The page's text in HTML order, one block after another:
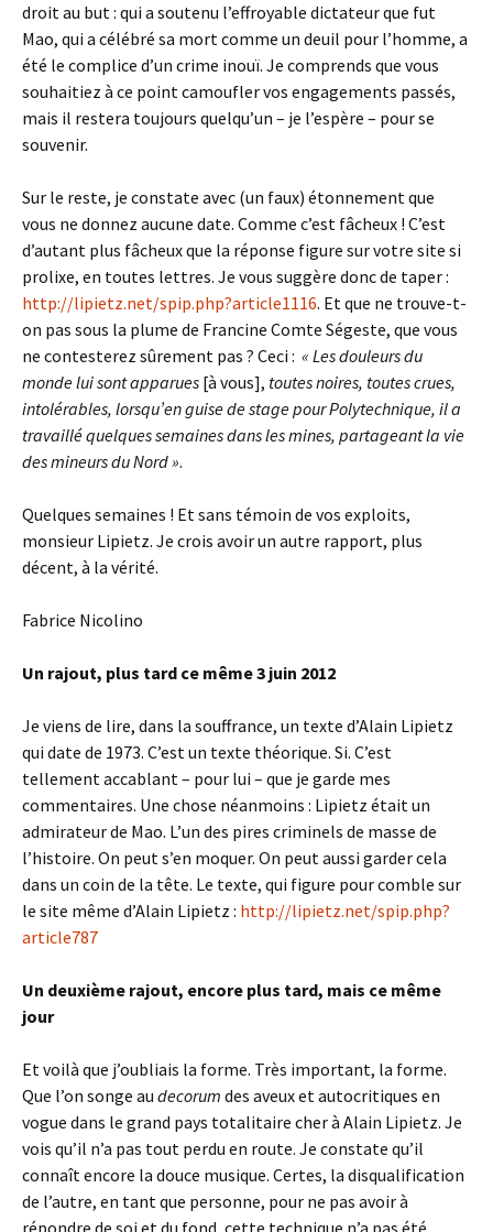
droit au but : qui a soutenu l’effroyable dictateur que fut
Mao, qui a célébré sa mort comme un deuil pour l’homme, a
été le complice d’un crime inouï. Je comprends que vous
souhaitiez à ce point camoufler vos engagements passés,
mais il restera toujours quelqu’un – je l’espère – pour se
souvenir.
Sur le reste, je constate avec (un faux) étonnement que
vous ne donnez aucune date. Comme c’est fâcheux ! C’est
d’autant plus fâcheux que la réponse figure sur votre site si
prolixe, en toutes lettres. Je vous suggère donc de taper :
http://lipietz.net/spip.php?article1116. Et que ne trouve-t-
on pas sous la plume de Francine Comte Ségeste, que vous
ne contesterez sûrement pas ? Ceci : « Les douleurs du
monde lui sont apparues [à vous], toutes noires, toutes crues,
intolérables, lorsqu’en guise de stage pour Polytechnique, il a
travaillé quelques semaines dans les mines, partageant la vie
des mineurs du Nord ».
Quelques semaines ! Et sans témoin de vos exploits,
monsieur Lipietz. Je crois avoir un autre rapport, plus
décent, à la vérité.
Fabrice Nicolino
Un rajout, plus tard ce même 3 juin 2012
Je viens de lire, dans la souffrance, un texte d’Alain Lipietz
qui date de 1973. C’est un texte théorique. Si. C’est
tellement accablant – pour lui – que je garde mes
commentaires. Une chose néanmoins : Lipietz était un
admirateur de Mao. L’un des pires criminels de masse de
l’histoire. On peut s’en moquer. On peut aussi garder cela
dans un coin de la tête. Le texte, qui figure pour comble sur
le site même d’Alain Lipietz : http://lipietz.net/spip.php?
article787
Un deuxième rajout, encore plus tard, mais ce même
jour
Et voilà que j’oubliais la forme. Très important, la forme.
Que l’on songe au decorum des aveux et autocritiques en
vogue dans le grand pays totalitaire cher à Alain Lipietz. Je
vois qu’il n’a pas tout perdu en route. Je constate qu’il
connaît encore la douce musique. Certes, la disqualification
de l’autre, en tant que personne, pour ne pas avoir à